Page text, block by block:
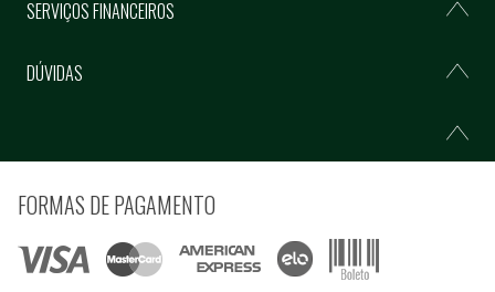
SERVIÇOS FINANCEIROS
DÚVIDAS
FORMAS DE PAGAMENTO